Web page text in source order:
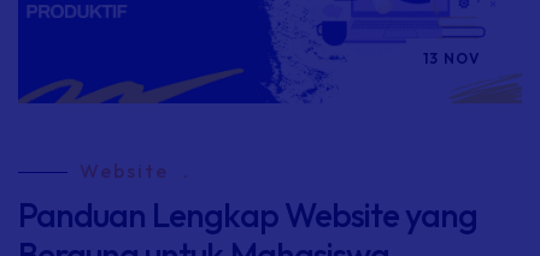
13 NOV
Website .
Panduan Lengkap Website yang